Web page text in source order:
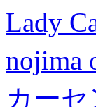
Lady
nojima
カー